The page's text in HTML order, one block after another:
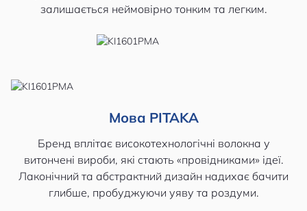
залишається неймовірно тонким та легким.
Мова PITAKA
Бренд вплітає високотехнологічні волокна у
витончені вироби, які стають «провідниками» ідеї.
Лаконічний та абстрактний дизайн надихає бачити
глибше, пробуджуючи уяву та роздуми.